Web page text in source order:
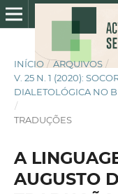
INÍCIO / ARQUIVOS /
V. 25 N. 1 (2020):
DIALETOLÓGICA NO
/
TRADUÇÕES
A
AUGUSTO